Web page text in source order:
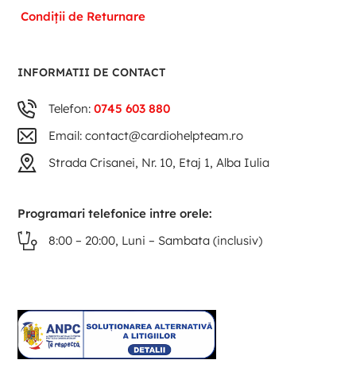
Condiții de Returnare
INFORMATII DE CONTACT
Telefon:0745 603 880
Email: contact@cardiohelpteam.ro
Strada Crisanei, Nr. 10, Etaj 1, Alba Iulia
Programari telefonice intre orele:
8:00 – 20:00, Luni – Sambata (inclusiv)